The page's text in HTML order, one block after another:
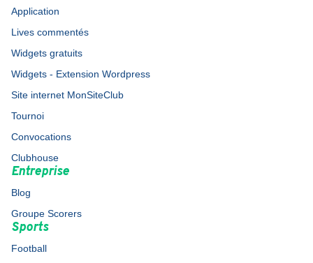
Application
Lives commentés
Widgets gratuits
Widgets - Extension Wordpress
Site internet MonSiteClub
Tournoi
Convocations
Clubhouse
Entreprise
Blog
Groupe Scorers
Sports
Football